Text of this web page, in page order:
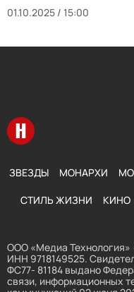
01.10.2025 / 15:00
Перейти на главную
ЗВЕЗДЫ МОНАРХИ
СТИЛЬ ЖИЗНИ КИНО
ООО «Медиа Технология»
ИНН 9718149525.
ФС77- 81184 выдано
связи, информационных